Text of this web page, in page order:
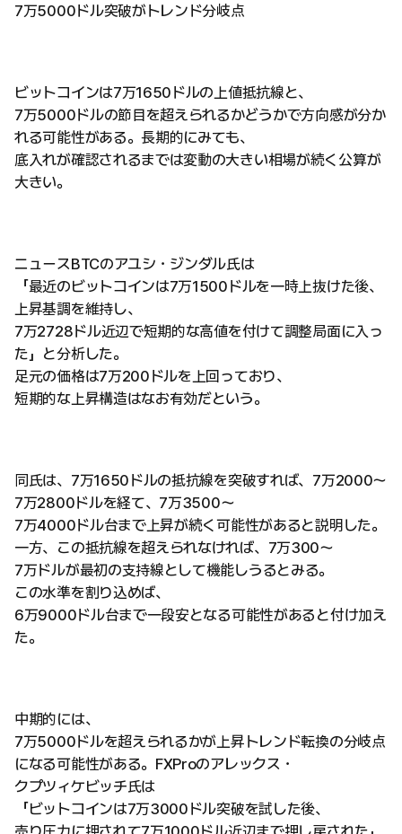
7万5000ドル突破がトレンド分岐点
ビットコインは7万1650ドルの上値抵抗線と、
7万5000ドルの節目を超えられるかどうかで方向感が分か
れる可能性がある。長期的にみても、
底入れが確認されるまでは変動の大きい相場が続く公算が
大きい。
ニュースBTCのアユシ・ジンダル氏は
「最近のビットコインは7万1500ドルを一時上抜けた後、
上昇基調を維持し、
7万2728ドル近辺で短期的な高値を付けて調整局面に入っ
た」と分析した。
足元の価格は7万200ドルを上回っており、
短期的な上昇構造はなお有効だという。
同氏は、7万1650ドルの抵抗線を突破すれば、7万2000〜
7万2800ドルを経て、7万3500〜
7万4000ドル台まで上昇が続く可能性があると説明した。
一方、この抵抗線を超えられなければ、7万300〜
7万ドルが最初の支持線として機能しうるとみる。
この水準を割り込めば、
6万9000ドル台まで一段安となる可能性があると付け加え
た。
中期的には、
7万5000ドルを超えられるかが上昇トレンド転換の分岐点
になる可能性がある。FXProのアレックス・
クプツィケビッチ氏は
「ビットコインは7万3000ドル突破を試した後、